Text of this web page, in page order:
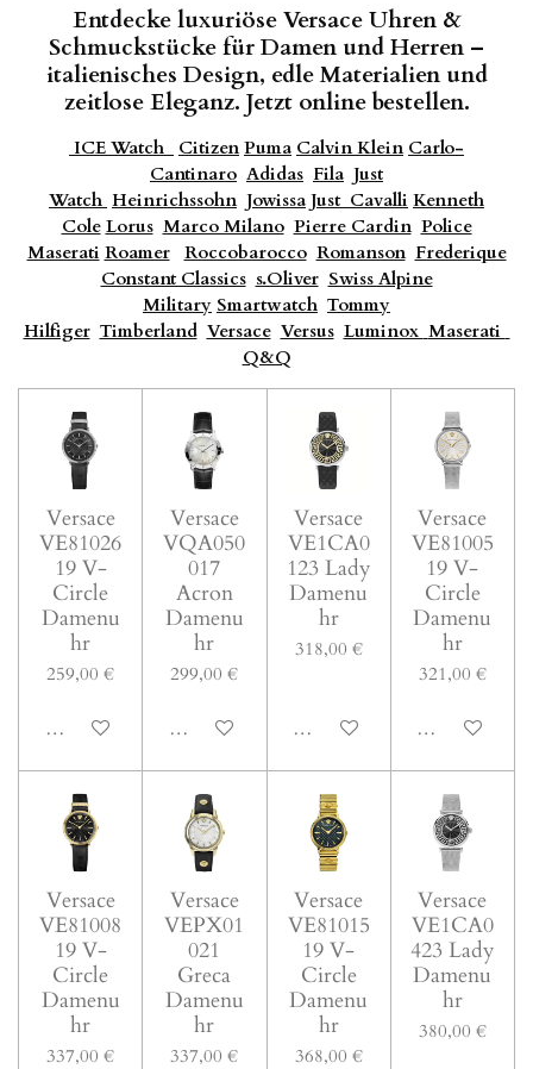
EntdeckeluxuriöseVersaceUhren &
SchmuckstückefürDamen undHerren –
italienisches Design, edleMaterialien und
zeitloseEleganz. Jetzt onlinebestellen.
ICE Watch Citizen Puma Calvin Klein Carlo-
Cantinaro Adidas Fila Just
Watch Heinrichssohn Jowissa Just Cavalli Kenneth
Cole Lorus Marco Milano Pierre Cardin Police
Maserati Roamer Roccobarocco Romanson Frederique
Constant Classics s.Oliver Swiss Alpine
Military Smartwatch Tommy
Hilfiger Timberland Versace Versus Luminox Maserati
Q&Q
Versace
VE81026
19 V-
Circle
Damenu
hr
259,00 €
In den Warenkorb
Versace
VQA050
017
Acron
Damenu
hr
299,00 €
In den Warenkorb
Versace
VE1CA0
123 Lady
Damenu
hr
318,00 €
In den Warenkorb
Versace
VE81005
19 V-
Circle
Damenu
hr
321,00 €
In den
Versace
VE81008
19 V-
Circle
Damenu
hr
337,00 €
Versace
VEPX01
021
Greca
Damenu
hr
337,00 €
Versace
VE81015
19 V-
Circle
Damenu
hr
368,00 €
Versace
VE1CA0
423 Lady
Damenu
hr
380,00 €